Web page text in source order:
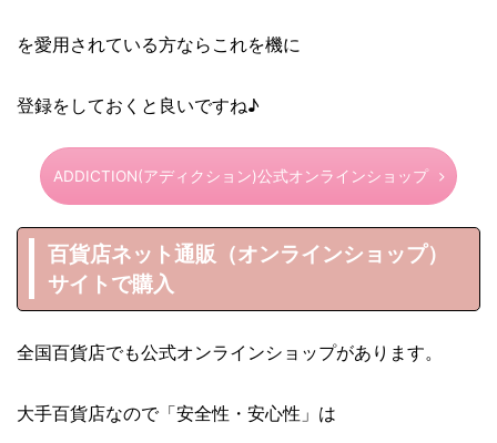
を愛用されている方ならこれを機に
登録をしておくと良いですね♪
ADDICTION(アディクション)公式オンラインショップ
百貨店ネット通販（オンラインショップ）
サイトで購入
全国百貨店でも公式オンラインショップがあります。
大手百貨店なので「安全性・安心性」は